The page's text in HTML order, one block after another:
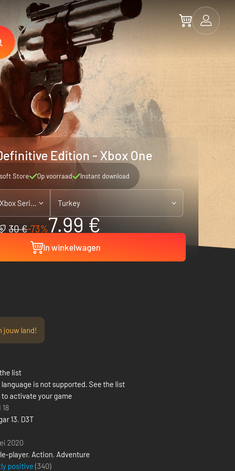
Edition - Xbox One
Store Op voorraad Instant download
Xbox One - playable on Xbox Series X|S Turkey
30 €-73%7.99 €
In winkelwagen
jouw land!
list
language is not supported. See the list
to activate your game
18
13, D3T
2020
player, Action, Adventure
positive (340)